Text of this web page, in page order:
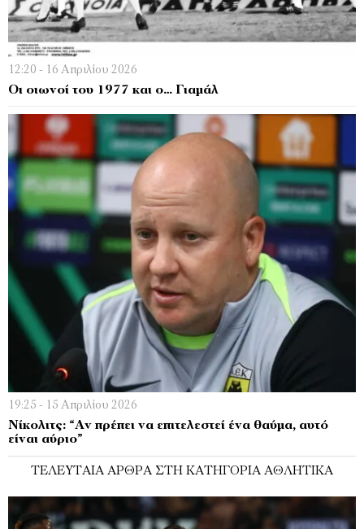
12:20 - 16 Απριλίου 2026
Οι οιωνοί του 1977 και ο… Γιαμάλ
19:25 - 15 Απριλίου 2026
Νίκολιτς: “Αν πρέπει να επιτελεστεί ένα θαύμα, αυτό
είναι αύριο”
ΤΕΛΕΥΤΑΊΑ ΆΡΘΡΑ ΣΤΗ ΚΑΤΗΓΟΡΊΑ ΑΘΛΗΤΙΚΆ